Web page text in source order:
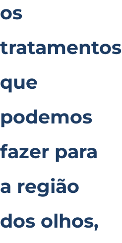
os
tratamentos
que
podemos
fazer para
a região
dos olhos,